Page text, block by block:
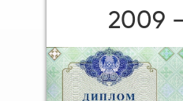
2009